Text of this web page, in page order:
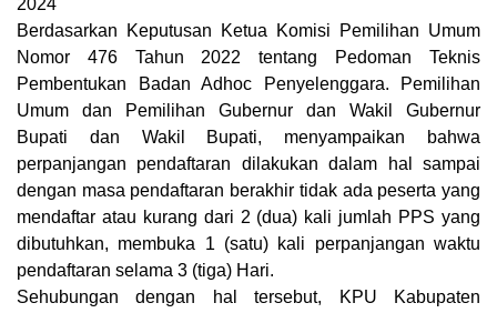
2024
Berdasarkan Keputusan Ketua Komisi Pemilihan Umum
Nomor 476 Tahun 2022 tentang Pedoman Teknis
Pembentukan Badan Adhoc Penyelenggara. Pemilihan
Umum dan Pemilihan Gubernur dan Wakil Gubernur
Bupati dan Wakil Bupati, menyampaikan bahwa
perpanjangan pendaftaran dilakukan dalam hal sampai
dengan masa pendaftaran berakhir tidak ada peserta yang
mendaftar atau kurang dari 2 (dua) kali jumlah PPS yang
dibutuhkan, membuka 1 (satu) kali perpanjangan waktu
pendaftaran selama 3 (tiga) Hari.
Sehubungan dengan hal tersebut, KPU Kabupaten